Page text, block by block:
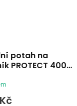
potah na
PROTECT 400P